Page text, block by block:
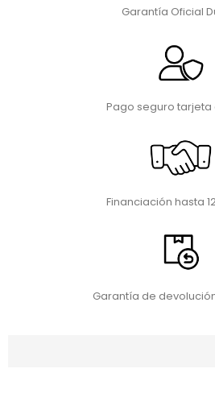
Garantía Oficial
Pago seguro tarjeta
Financiación hasta
Garantía de